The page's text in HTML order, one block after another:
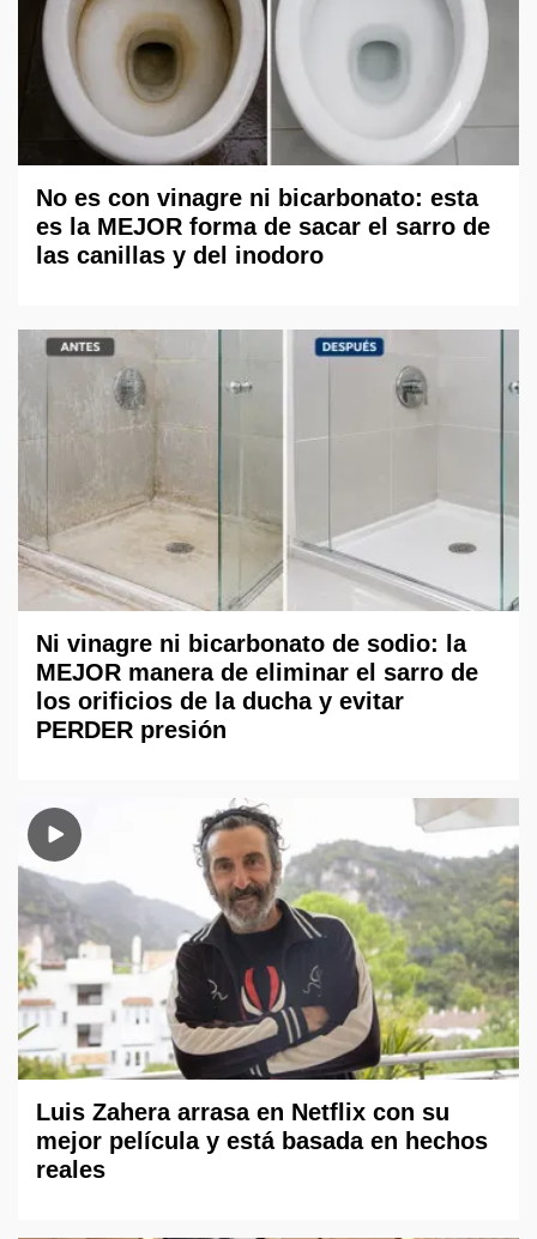
No es con vinagre ni bicarbonato: esta
es la MEJOR forma de sacar el sarro de
las canillas y del inodoro
Ni vinagre ni bicarbonato de sodio: la
MEJOR manera de eliminar el sarro de
los orificios de la ducha y evitar
PERDER presión
Luis Zahera arrasa en Netflix con su
mejor película y está basada en hechos
reales